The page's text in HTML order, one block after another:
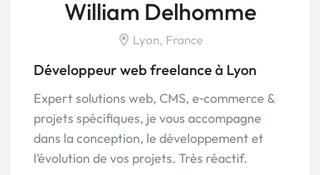
William Delhomme
Lyon, France
Développeur web freelance à Lyon
Expert solutions web, CMS, e‑commerce &
projets spécifiques, je vous accompagne
dans la conception, le développement et
l’évolution de vos projets. Très réactif.